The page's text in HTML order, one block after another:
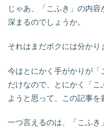
じゃあ、「こふき」の内
深まるのでしょうか。
それはまだボクには分かり
今はとにかく手がかりが「
だけなので、とにかく「
ようと思って、この記事を
一つ言えるのは、「こふき